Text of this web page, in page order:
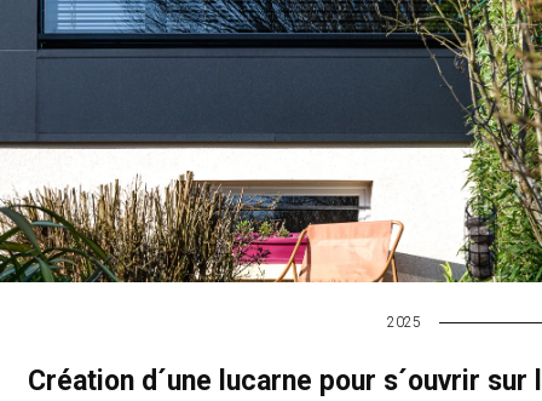
2025
Création d´une lucarne pour s´ouvrir sur l